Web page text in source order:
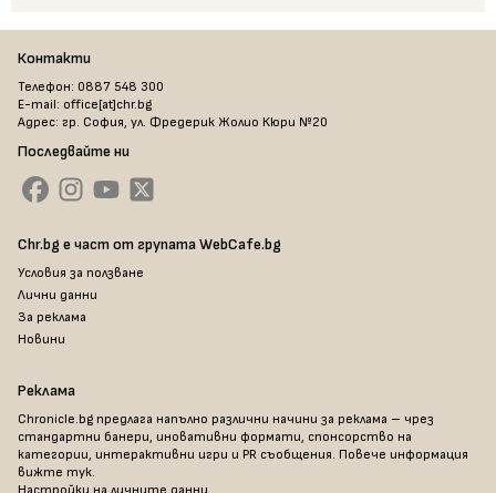
Контакти
Телефон: 0887 548 300
E-mail: office[at]chr.bg
Адрес: гр. София, ул. Фредерик Жолио Кюри №20
Последвайте ни
Chr.bg е част от групата WebCafe.bg
Условия за ползване
Лични данни
За реклама
Новини
Реклама
Chronicle.bg предлага напълно различни начини за реклама – чрез
стандартни банери, иновативни формати, спонсорство на
категории, интерактивни игри и PR съобщения. Повече информация
вижте тук.